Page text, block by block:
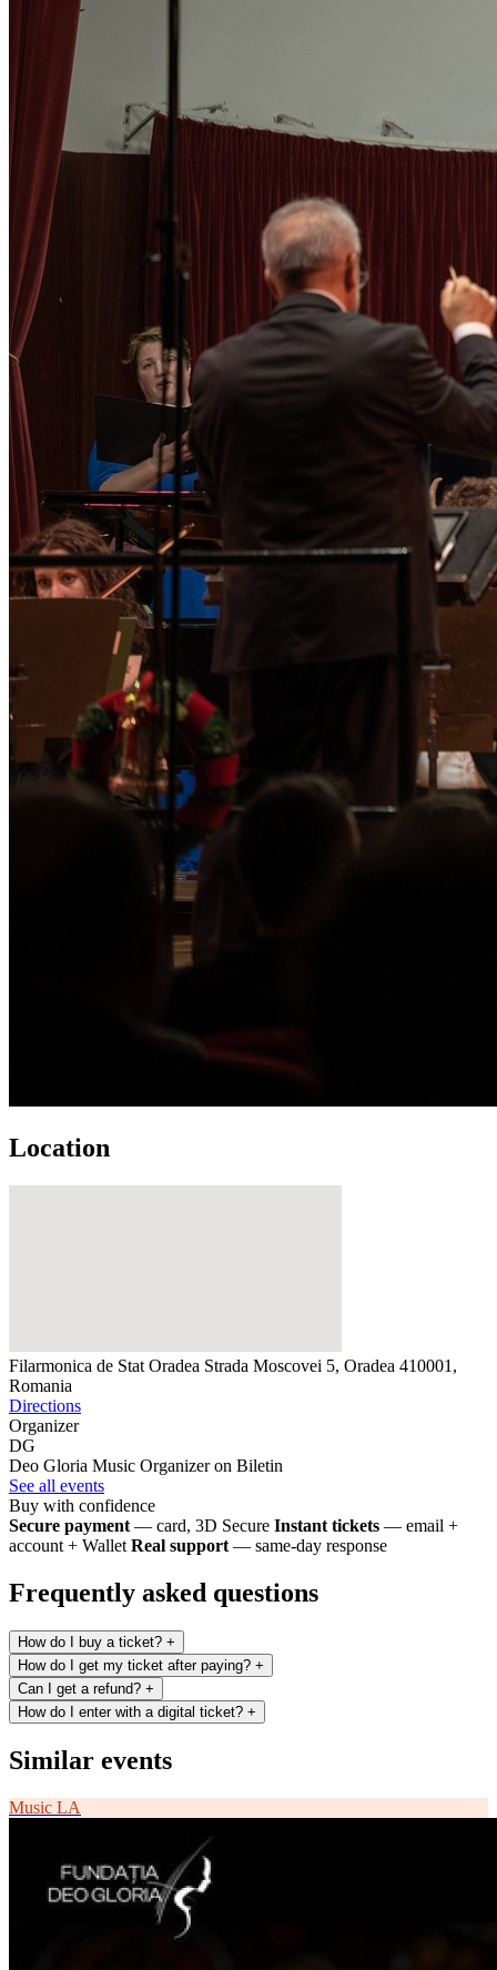
Location
Filarmonica de Stat Oradea Strada Moscovei 5, Oradea 410001,
Romania
Directions
Organizer
DG
Deo Gloria Music Organizer on Biletin
See all events
Buy with confidence
Secure payment — card, 3D Secure Instant tickets — email +
account + Wallet Real support — same-day response
Frequently asked questions
How do I buy a ticket? +
How do I get my ticket after paying? +
Can I get a refund? +
How do I enter with a digital ticket? +
Similar events
Music LA